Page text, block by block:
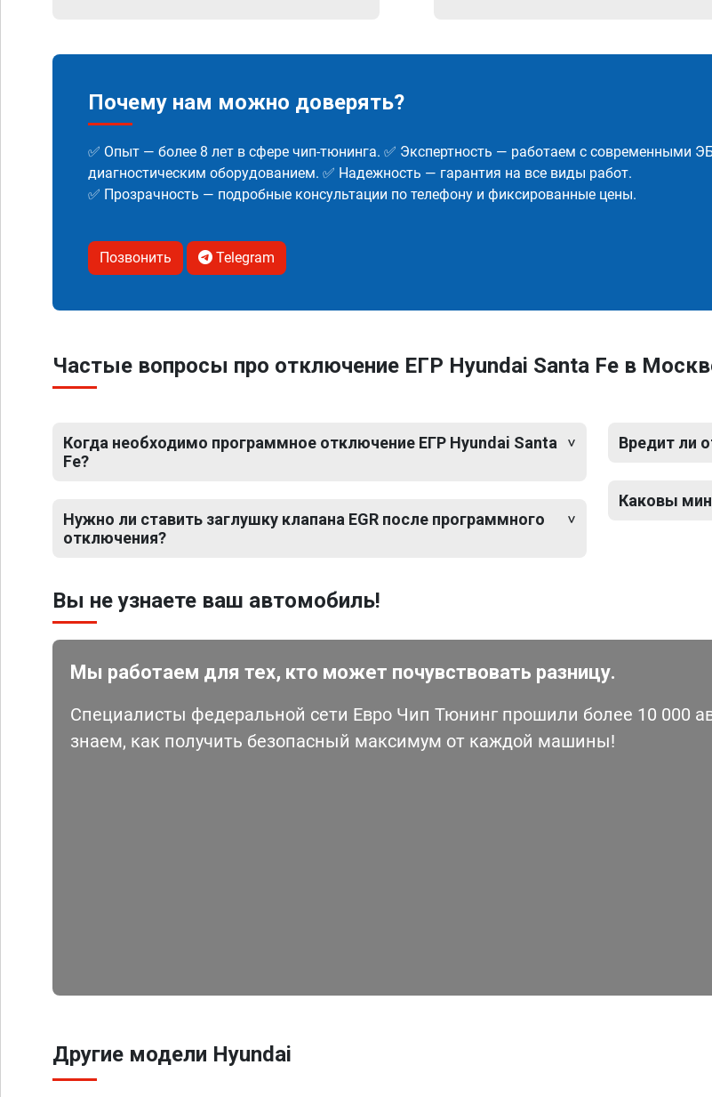
Почему нам можно доверять?
✅ Опыт — более 8 лет в сфере чип-тюнинга. ✅ Экспертность — работаем с современными
диагностическим оборудованием. ✅ Надежность — гарантия на все виды работ.
✅ Прозрачность — подробные консультации по телефону и фиксированные цены.
Позвонить Telegram
Частые вопросы про отключение ЕГР Hyundai Santa Fe в
Когда необходимо программное отключение ЕГР Hyundai Santa
Fe?
Нужно ли ставить заглушку клапана EGR после программного
отключения?
Вредит ли
Каковы
Вы не узнаете ваш автомобиль!
Мы работаем для тех, кто может почувствовать разницу.
Специалисты федеральной сети Евро Чип Тюнинг прошили более 10 000
знаем, как получить безопасный максимум от каждой машины!
Другие модели Hyundai